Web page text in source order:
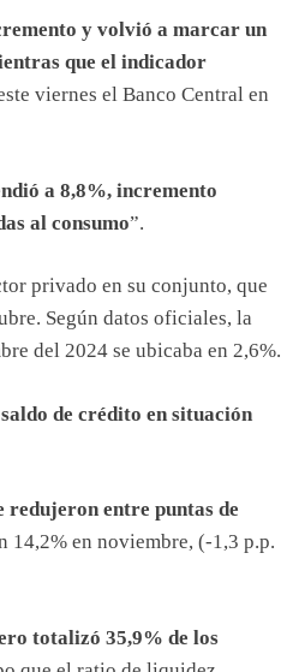
y volvió a marcar un
que el indicador
viernes el Banco Central en
a 8,8%, incremento
al consumo”.
privado en su conjunto, que
Según datos oficiales, la
del 2024 se ubicaba en 2,6%.
de crédito en situación
redujeron entre puntas de
14,2% en noviembre, (-1,3 p.p.
totalizó 35,9% de los